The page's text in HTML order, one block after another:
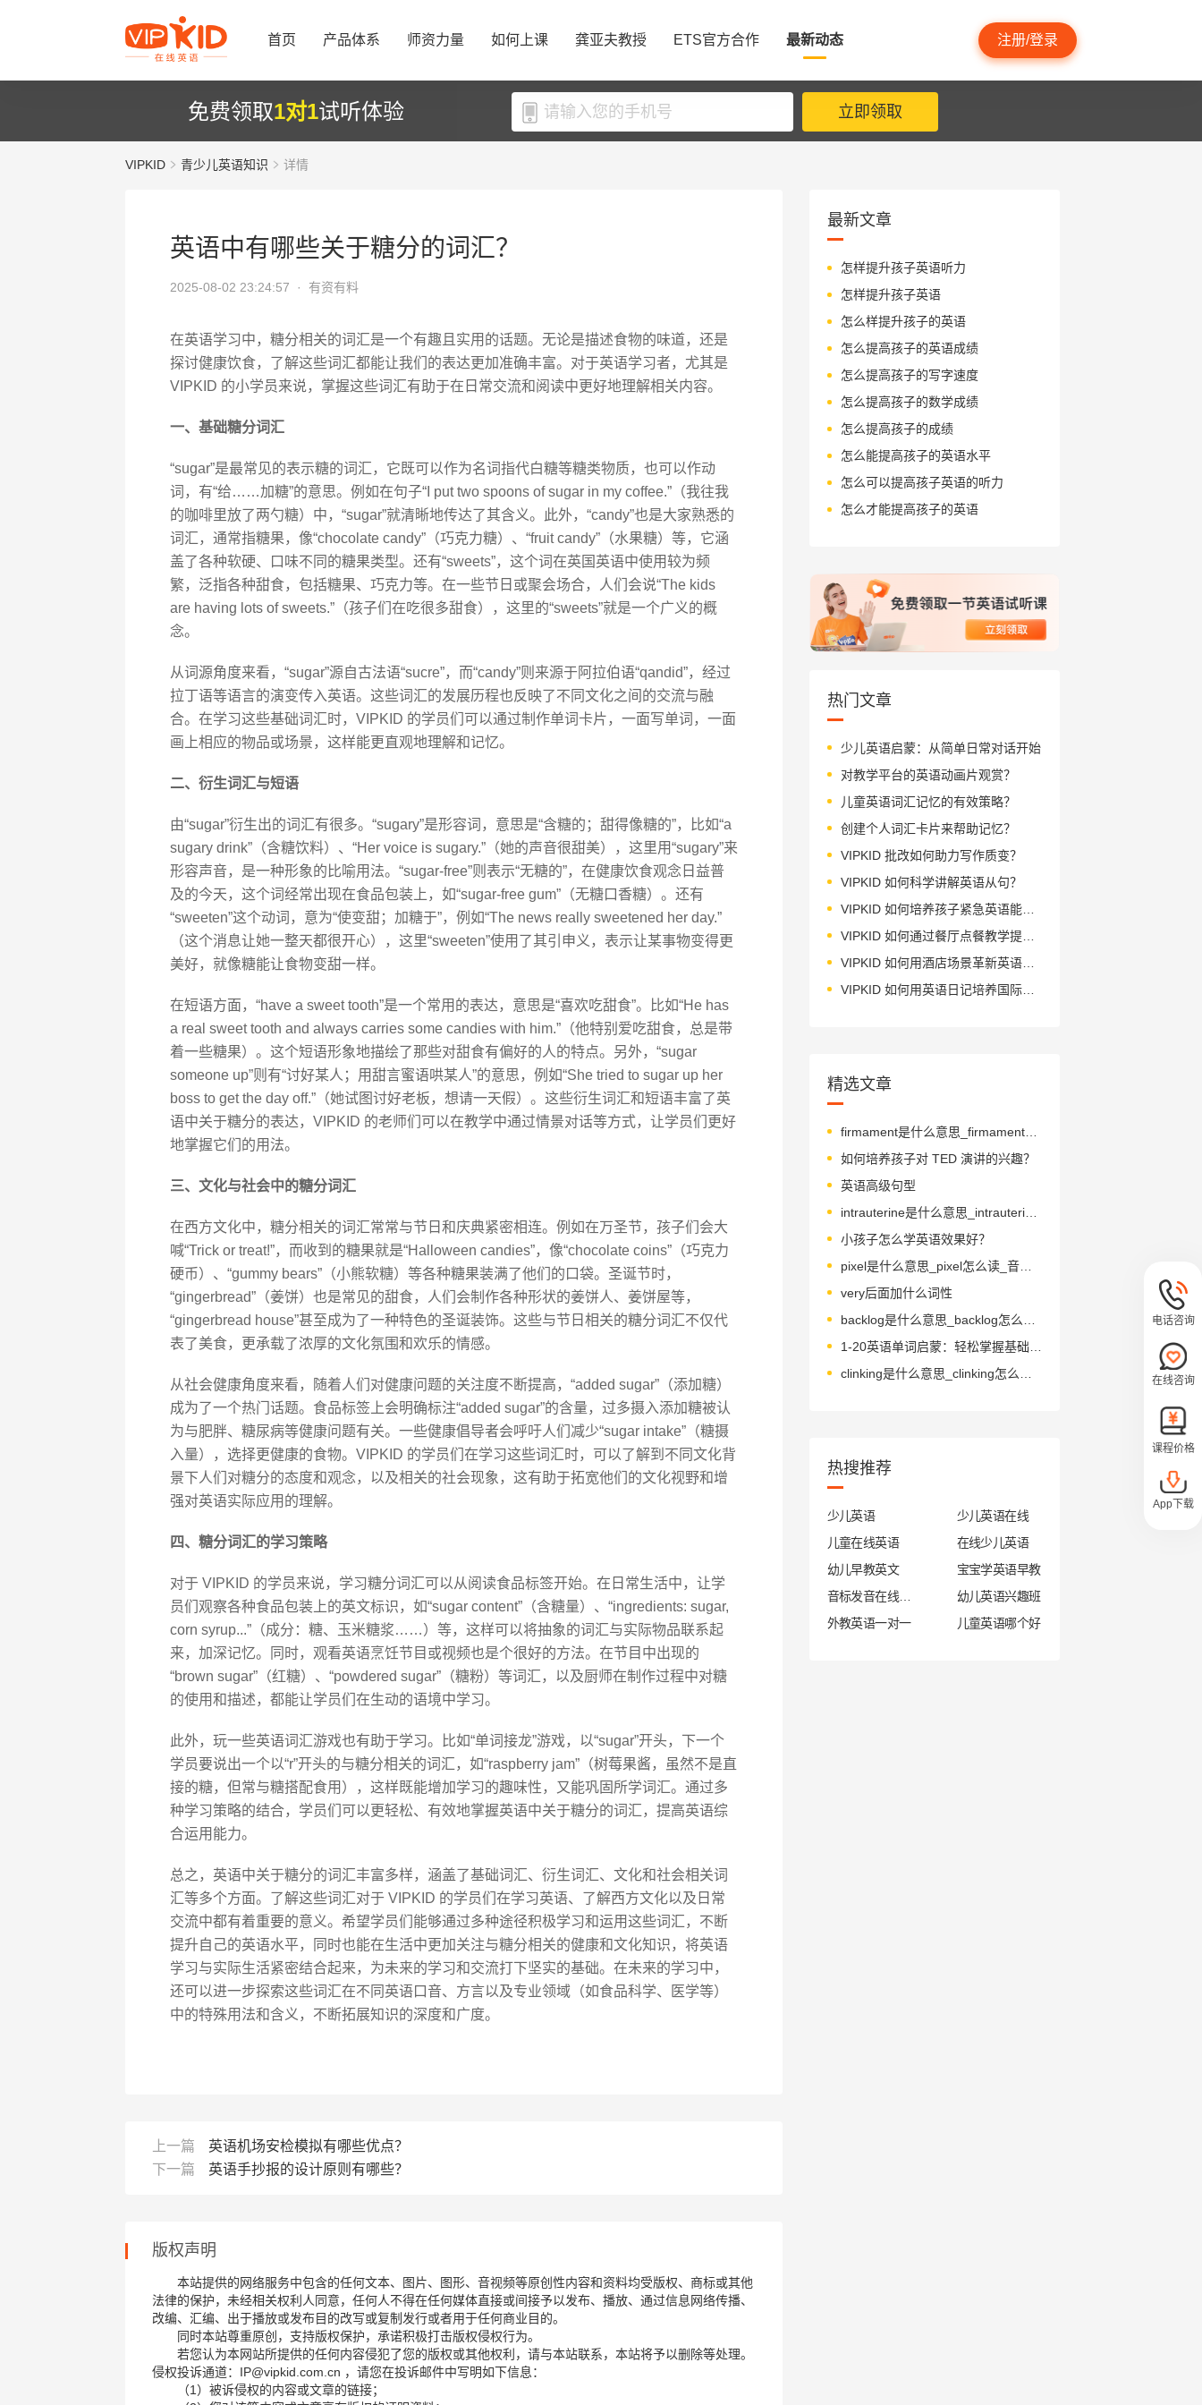
首页 产品体系 师资力量 如何上课 龚亚夫教授 ETS官方合作 最新动态 注册/登录
免费领取1对1试听体验 立即领取
VIPKID 青少儿英语知识 详情
英语中有哪些关于糖分的词汇？
2025-08-02 23:24:57 · 有资有料
在英语学习中，糖分相关的词汇是一个有趣且实用的话题。无论是描述食物的味道，还是
探讨健康饮食，了解这些词汇都能让我们的表达更加准确丰富。对于英语学习者，尤其是
VIPKID 的小学员来说，掌握这些词汇有助于在日常交流和阅读中更好地理解相关内容。
一、基础糖分词汇
“sugar”是最常见的表示糖的词汇，它既可以作为名词指代白糖等糖类物质，也可以作动
词，有“给……加糖”的意思。例如在句子“I put two spoons of sugar in my coffee.”（我往我
的咖啡里放了两勺糖）中，“sugar”就清晰地传达了其含义。此外，“candy”也是大家熟悉的
词汇，通常指糖果，像“chocolate candy”（巧克力糖）、“fruit candy”（水果糖）等，它涵
盖了各种软硬、口味不同的糖果类型。还有“sweets”，这个词在英国英语中使用较为频
繁，泛指各种甜食，包括糖果、巧克力等。在一些节日或聚会场合，人们会说“The kids
are having lots of sweets.”（孩子们在吃很多甜食），这里的“sweets”就是一个广义的概
念。
从词源角度来看，“sugar”源自古法语“sucre”，而“candy”则来源于阿拉伯语“qandid”，经过
拉丁语等语言的演变传入英语。这些词汇的发展历程也反映了不同文化之间的交流与融
合。在学习这些基础词汇时，VIPKID 的学员们可以通过制作单词卡片，一面写单词，一面
画上相应的物品或场景，这样能更直观地理解和记忆。
二、衍生词汇与短语
由“sugar”衍生出的词汇有很多。“sugary”是形容词，意思是“含糖的；甜得像糖的”，比如“a
sugary drink”（含糖饮料）、“Her voice is sugary.”（她的声音很甜美），这里用“sugary”来
形容声音，是一种形象的比喻用法。“sugar-free”则表示“无糖的”，在健康饮食观念日益普
及的今天，这个词经常出现在食品包装上，如“sugar-free gum”（无糖口香糖）。还有
“sweeten”这个动词，意为“使变甜；加糖于”，例如“The news really sweetened her day.”
（这个消息让她一整天都很开心），这里“sweeten”使用了其引申义，表示让某事物变得更
美好，就像糖能让食物变甜一样。
在短语方面，“have a sweet tooth”是一个常用的表达，意思是“喜欢吃甜食”。比如“He has
a real sweet tooth and always carries some candies with him.”（他特别爱吃甜食，总是带
着一些糖果）。这个短语形象地描绘了那些对甜食有偏好的人的特点。另外，“sugar
someone up”则有“讨好某人；用甜言蜜语哄某人”的意思，例如“She tried to sugar up her
boss to get the day off.”（她试图讨好老板，想请一天假）。这些衍生词汇和短语丰富了英
语中关于糖分的表达，VIPKID 的老师们可以在教学中通过情景对话等方式，让学员们更好
地掌握它们的用法。
三、文化与社会中的糖分词汇
在西方文化中，糖分相关的词汇常常与节日和庆典紧密相连。例如在万圣节，孩子们会大
喊“Trick or treat!”，而收到的糖果就是“Halloween candies”，像“chocolate coins”（巧克力
硬币）、“gummy bears”（小熊软糖）等各种糖果装满了他们的口袋。圣诞节时，
“gingerbread”（姜饼）也是常见的甜食，人们会制作各种形状的姜饼人、姜饼屋等，
“gingerbread house”甚至成为了一种特色的圣诞装饰。这些与节日相关的糖分词汇不仅代
表了美食，更承载了浓厚的文化氛围和欢乐的情感。
从社会健康角度来看，随着人们对健康问题的关注度不断提高，“added sugar”（添加糖）
成为了一个热门话题。食品标签上会明确标注“added sugar”的含量，过多摄入添加糖被认
为与肥胖、糖尿病等健康问题有关。一些健康倡导者会呼吁人们减少“sugar intake”（糖摄
入量），选择更健康的食物。VIPKID 的学员们在学习这些词汇时，可以了解到不同文化背
景下人们对糖分的态度和观念，以及相关的社会现象，这有助于拓宽他们的文化视野和增
强对英语实际应用的理解。
四、糖分词汇的学习策略
对于 VIPKID 的学员来说，学习糖分词汇可以从阅读食品标签开始。在日常生活中，让学
员们观察各种食品包装上的英文标识，如“sugar content”（含糖量）、“ingredients: sugar,
corn syrup...”（成分：糖、玉米糖浆……）等，这样可以将抽象的词汇与实际物品联系起
来，加深记忆。同时，观看英语烹饪节目或视频也是个很好的方法。在节目中出现的
“brown sugar”（红糖）、“powdered sugar”（糖粉）等词汇，以及厨师在制作过程中对糖
的使用和描述，都能让学员们在生动的语境中学习。
此外，玩一些英语词汇游戏也有助于学习。比如“单词接龙”游戏，以“sugar”开头，下一个
学员要说出一个以“r”开头的与糖分相关的词汇，如“raspberry jam”（树莓果酱，虽然不是直
接的糖，但常与糖搭配食用），这样既能增加学习的趣味性，又能巩固所学词汇。通过多
种学习策略的结合，学员们可以更轻松、有效地掌握英语中关于糖分的词汇，提高英语综
合运用能力。
总之，英语中关于糖分的词汇丰富多样，涵盖了基础词汇、衍生词汇、文化和社会相关词
汇等多个方面。了解这些词汇对于 VIPKID 的学员们在学习英语、了解西方文化以及日常
交流中都有着重要的意义。希望学员们能够通过多种途径积极学习和运用这些词汇，不断
提升自己的英语水平，同时也能在生活中更加关注与糖分相关的健康和文化知识，将英语
学习与实际生活紧密结合起来，为未来的学习和交流打下坚实的基础。在未来的学习中，
还可以进一步探索这些词汇在不同英语口音、方言以及专业领域（如食品科学、医学等）
中的特殊用法和含义，不断拓展知识的深度和广度。
上一篇
英语机场安检模拟有哪些优点？
下一篇
英语手抄报的设计原则有哪些？
版权声明
本站提供的网络服务中包含的任何文本、图片、图形、音视频等原创性内容和资料均受版权、商标或其他
法律的保护，未经相关权利人同意，任何人不得在任何媒体直接或间接予以发布、播放、通过信息网络传播、
改编、汇编、出于播放或发布目的改写或复制发行或者用于任何商业目的。
同时本站尊重原创，支持版权保护，承诺积极打击版权侵权行为。
若您认为本网站所提供的任何内容侵犯了您的版权或其他权利，请与本站联系，本站将予以删除等处理。
侵权投诉通道：IP@vipkid.com.cn ，请您在投诉邮件中写明如下信息：
（1）被诉侵权的内容或文章的链接；
最新文章
怎样提升孩子英语听力
怎样提升孩子英语
怎么样提升孩子的英语
怎么提高孩子的英语成绩
怎么提高孩子的写字速度
怎么提高孩子的数学成绩
怎么提高孩子的成绩
怎么能提高孩子的英语水平
怎么可以提高孩子英语的听力
怎么才能提高孩子的英语
热门文章
少儿英语启蒙：从简单日常对话开始
对教学平台的英语动画片观赏？
儿童英语词汇记忆的有效策略？
创建个人词汇卡片来帮助记忆？
VIPKID 批改如何助力写作质变？
VIPKID 如何科学讲解英语从句？
VIPKID 如何培养孩子紧急英语能力？
VIPKID 如何通过餐厅点餐教学提升少儿英语应用能力？
VIPKID 如何用酒店场景革新英语教学？
VIPKID 如何用英语日记培养国际化人才？
精选文章
firmament是什么意思_firmament怎么读_音标ˈfɜ-məmənt
如何培养孩子对 TED 演讲的兴趣？
英语高级句型
intrauterine是什么意思_intrauterine怎么读_音标ˌɪntrəˈju-təraɪn
小孩子怎么学英语效果好？
pixel是什么意思_pixel怎么读_音标ˈpɪksl
very后面加什么词性
热搜推荐
少儿英语
少儿英语在线
儿童在线英语
在线少儿英语
幼儿早教英文
宝宝学英语早教
幼儿英语兴趣班
外教英语一对一
儿童英语哪个好
电话咨询
在线咨询
课程价格
App下载